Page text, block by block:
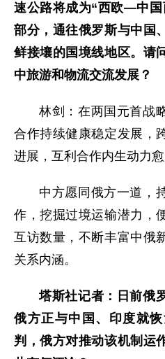
速公路将成为“西欧—中
部分，通往俄罗斯与中国
鲜接壤的国境线地区。请
中旅游和物流交流发展？
林剑：在两国元首战
合作持续健康稳定发展，
进展，互利合作内生动力愈
中方愿同俄方一道，
作，挖掘过境运输潜力，
互访数量，不断丰富中俄
关系内涵。
塔斯社记者：日前俄
俄方正与中国、印度就
判，俄方对推动该机制运